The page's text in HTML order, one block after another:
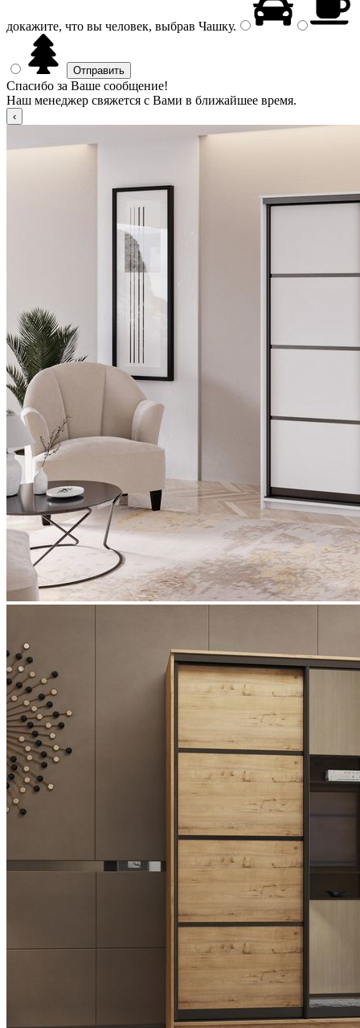
докажите, что вы человек, выбрав Чашку.
Спасибо за Ваше сообщение!
Наш менеджер свяжется с Вами в ближайшее время.